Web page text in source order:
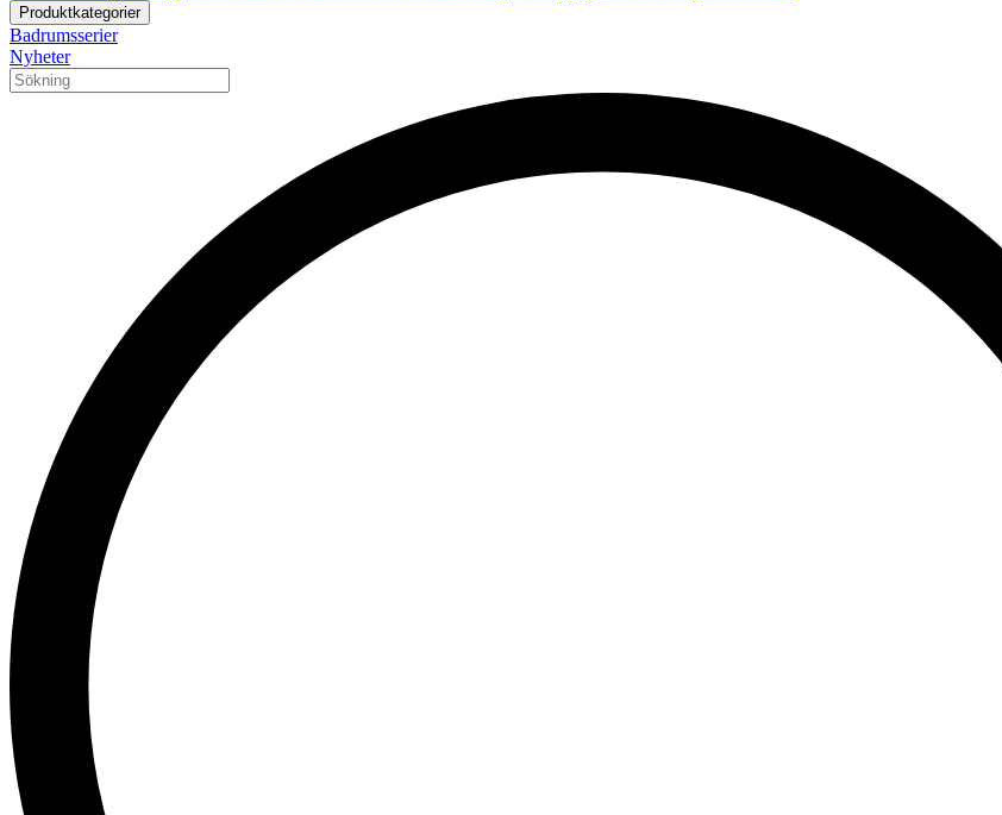
Produktkategorier
Badrumsserier
Nyheter